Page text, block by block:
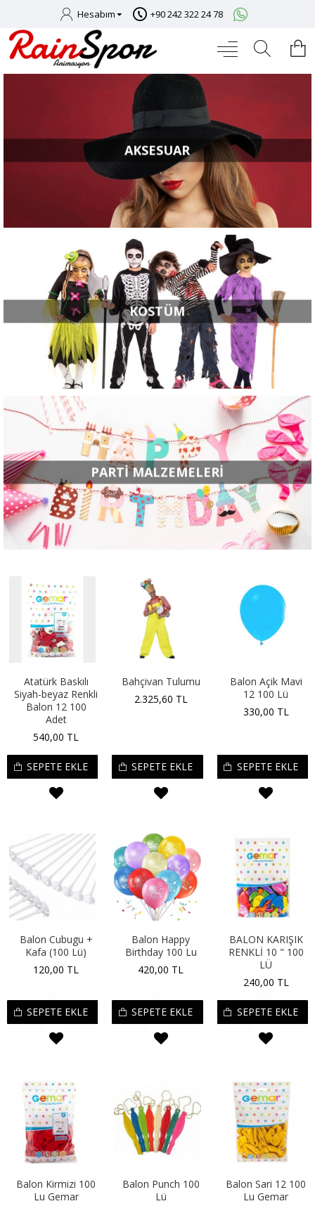
Hesabım +90 242 322 24 78
AKSESUAR
KOSTÜM
PARTI MALZEMELERI
Atatürk Baskılı
Siyah-beyaz Renkli
Balon 12 100
Adet
540,00 TL
SEPETE EKLE
Bahçivan Tulumu
2.325,60 TL
SEPETE EKLE
Balon Açik Mavi
12 100 Lü
330,00 TL
SEPETE EKLE
Balon Cubugu +
Kafa (100 Lü)
120,00 TL
SEPETE EKLE
Balon Happy
Birthday 100 Lu
420,00 TL
SEPETE EKLE
BALON KARIŞIK
RENKLİ 10 " 100
LÜ
240,00 TL
SEPETE EKLE
Balon Kirmizi 100
Lu Gemar
Balon Punch 100
Lü
Balon Sari 12 100
Lu Gemar